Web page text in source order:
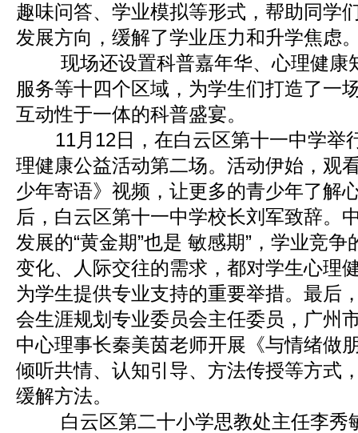
趣味问答、学业模拟等形式，帮助同学
发展方向，缓解了学业压力和升学焦虑
现场还设置科普嘉年华、心理健康
服务等十四个区域，为学生们打造了一
互动性于一体的科普盛宴。
11月12日，在白云区第十一中学举行
理健康公益活动第二场。活动伊始，观
少年寄语》视频，让更多的青少年了解
后，白云区第十一中学校长刘军致辞。
发展的“黄金期”也是 敏感期”，学业竞
变化、人际交往的需求，都对学生心理
为学生提供专业支持的重要举措。最后
会生涯规划专业委员会主任委员，广州
中心理事长秦美茵老师开展《与情绪做
倾听共情、认知引导、方法传授等方式
缓解方法。
白云区第二十小学思教处主任李秀